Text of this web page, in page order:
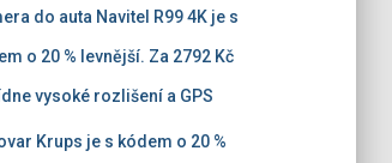
do auta Navitel R99 4K je s
o 20 % levnější. Za 2792 Kč
vysoké rozlišení a GPS
Krups je s kódem o 20 %